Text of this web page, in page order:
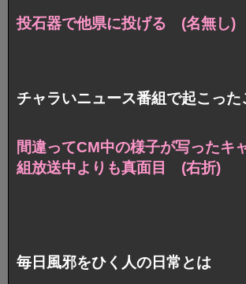
投石器で他県に投げる (名無し)
チャラいニュース番組で起こった
間違ってCM中の様子が写ったキ
組放送中よりも真面目 (右折)
毎日風邪をひく人の日常とは